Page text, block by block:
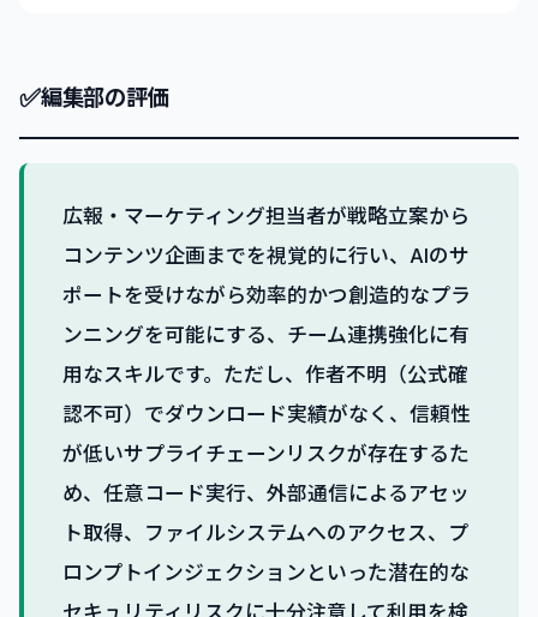
✅編集部の評価
広報・マーケティング担当者が戦略立案から
コンテンツ企画までを視覚的に行い、AIのサ
ポートを受けながら効率的かつ創造的なプラ
ンニングを可能にする、チーム連携強化に有
用なスキルです。ただし、作者不明（公式確
認不可）でダウンロード実績がなく、信頼性
が低いサプライチェーンリスクが存在するた
め、任意コード実行、外部通信によるアセッ
ト取得、ファイルシステムへのアクセス、プ
ロンプトインジェクションといった潜在的な
セキュリティリスクに十分注意して利用を検